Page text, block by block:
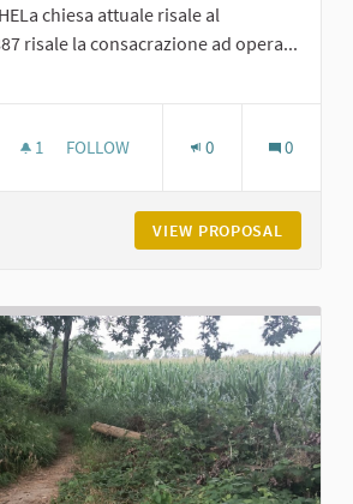
chiesa attuale risale al
risale la consacrazione ad opera...
1 1 FOLLOWER
FOLLOW 0 0
VIEW PROPOSAL